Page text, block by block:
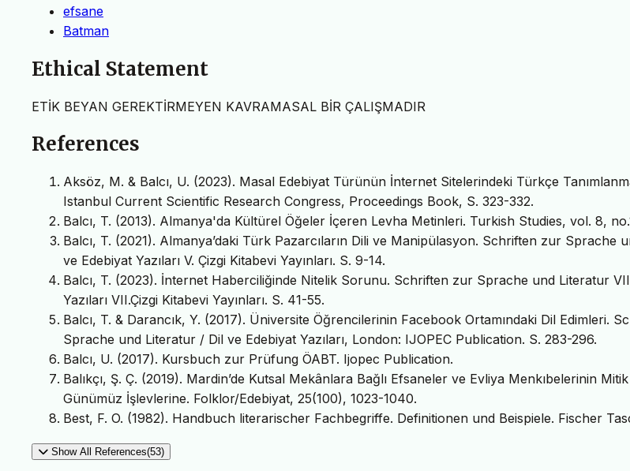
efsane
Batman
Ethical Statement
ETİK BEYAN GEREKTİRMEYEN KAVRAMASAL BİR ÇALIŞMADIR
References
Aksöz, M. & Balcı, U. (2023). Masal Edebiyat Türünün İnternet Sitelerindeki Türkçe
Istanbul Current Scientific Research Congress, Proceedings Book, S. 323-332.
Balcı, T. (2013). Almanya'da Kültürel Öğeler İçeren Levha Metinleri. Turkish Studies, vol. 8,
Balcı, T. (2021). Almanya’daki Türk Pazarcıların Dili ve Manipülasyon. Schriften zur Sprache
ve Edebiyat Yazıları V. Çizgi Kitabevi Yayınları. S. 9-14.
Balcı, T. (2023). İnternet Haberciliğinde Nitelik Sorunu. Schriften zur Sprache und Literatur
Yazıları VII.Çizgi Kitabevi Yayınları. S. 41-55.
Balcı, T. & Darancık, Y. (2017). Üniversite Öğrencilerinin Facebook Ortamındaki Dil Edimleri.
Sprache und Literatur / Dil ve Edebiyat Yazıları, London: IJOPEC Publication. S. 283-296.
Balcı, U. (2017). Kursbuch zur Prüfung ÖABT. Ijopec Publication.
Balıkçı, Ş. Ç. (2019). Mardin’de Kutsal Mekânlara Bağlı Efsaneler ve Evliya Menkıbelerinin
Günümüz İşlevlerine. Folklor/Edebiyat, 25(100), 1023-1040.
Best, F. O. (1982). Handbuch literarischer Fachbegriffe. Definitionen und Beispiele. Fischer
Show All References(53)